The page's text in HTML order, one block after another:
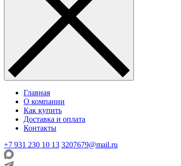
Главная
О компании
Как купить
Доставка и оплата
Контакты
+7 931 230 10 13 3207679@mail.ru